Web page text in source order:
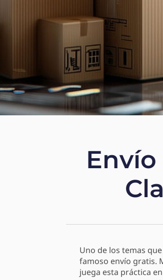
Uno de los temas
famoso envío gratis.
juega esta práctica